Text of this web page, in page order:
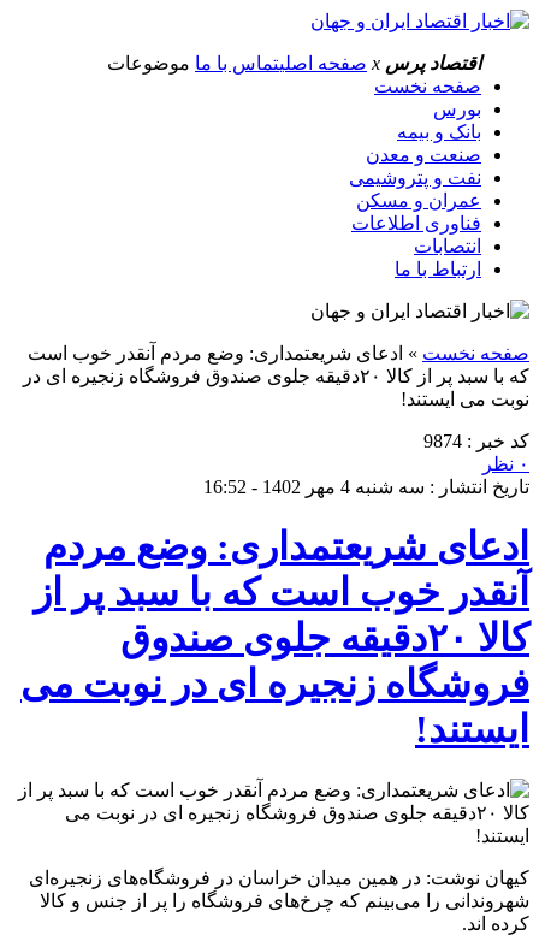
اقتصاد پرس x صفحه اصلیتماس با ما موضوعات
صفحه نخست
بورس
بانک و بیمه
صنعت و معدن
نفت و پتروشیمی
عمران و مسکن
فناوری اطلاعات
انتصابات
ارتباط با ما
صفحه نخست » ادعای شریعتمداری: وضع مردم آنقدر خوب است
که با سبد پر از کالا ۲۰دقیقه جلوی صندوق فروشگاه زنجیره ای در
نوبت می ایستند!
کد خبر : 9874
۰ نظر
تاریخ انتشار : سه شنبه 4 مهر 1402 - 16:52
ادعای شریعتمداری: وضع مردم
آنقدر خوب است که با سبد پر از
کالا ۲۰دقیقه جلوی صندوق
فروشگاه زنجیره ای در نوبت می
ایستند!
کیهان نوشت: در همین میدان خراسان در فروشگاه‌های زنجیره‌ای
شهروندانی را می‌بینم که چرخ‌های فروشگاه را پر از جنس و کالا
کرده اند.